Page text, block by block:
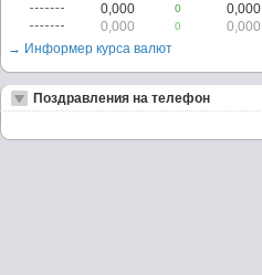
0,000
0
0,000
0,000
0
0,000
→ Информер курса валют
Поздравления на телефон